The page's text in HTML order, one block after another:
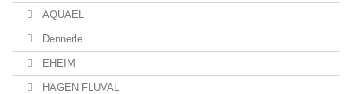
AQUAEL
Dennerle
EHEIM
HAGEN FLUVAL